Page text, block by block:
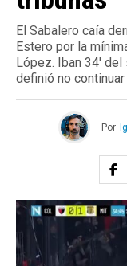
El Sabalero caía
Estero por la
López. Iban 34′
definió no
Por